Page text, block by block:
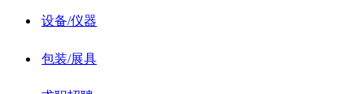
设备/仪器
包装/展具